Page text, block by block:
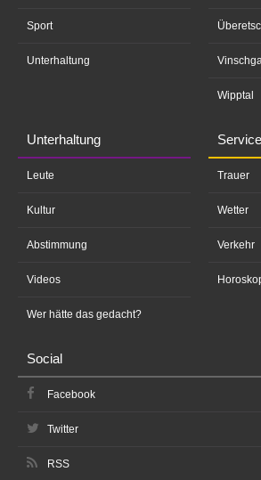
Sport
Unterhaltung
Wipptal
Unterhaltung
Leute
Kultur
Abstimmung
Videos
Wer hätte das gedacht?
Service
Trauer
Wetter
Verkehr
Social
Facebook
Twitter
RSS